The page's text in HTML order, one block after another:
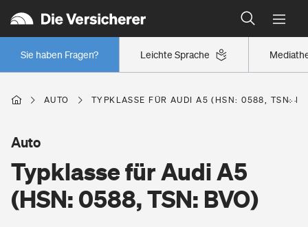
Leichte Sprache
Sie haben Fragen?
Wer versichert was: Jetzt Versicherer finden
Regionalklassen: So ist Ihre Region eingestuft
Wer versichert was: Jetzt Versicherer finden
Berufsunfähigkeitsversicherung
Erwerbsunfähigkeitsversicherung
Wohnen
AUTO TYPKLASSE FÜR AUDI A5 (HSN: 0588, TSN:
Typklasse für Audi A5
(HSN: 0588, TSN: BVO)
Auto